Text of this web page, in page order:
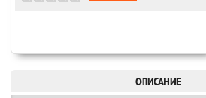
ОПИСАНИЕ